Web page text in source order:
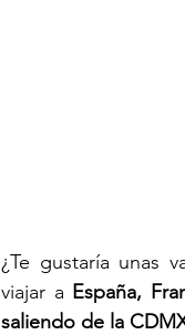
¿Te gustaría unas
viajar a España,
saliendo de la